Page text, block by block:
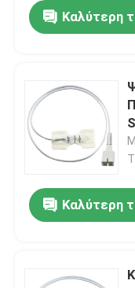
SpO2 καλώδιο
Καλώδια και
Καλώδιο EKG
ECG Leadwires
Συνδετήρας
Καλύτερη
Καλύτερη